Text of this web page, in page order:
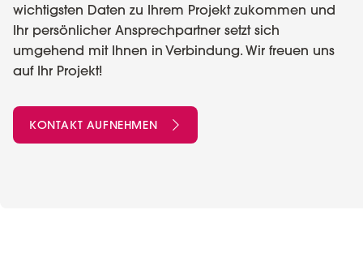
wichtigsten Daten zu Ihrem Projekt zukommen und
Ihr persönlicher Ansprechpartner setzt sich
umgehend mit Ihnen in Verbindung. Wir freuen uns
auf Ihr Projekt!
KONTAKT AUFNEHMEN